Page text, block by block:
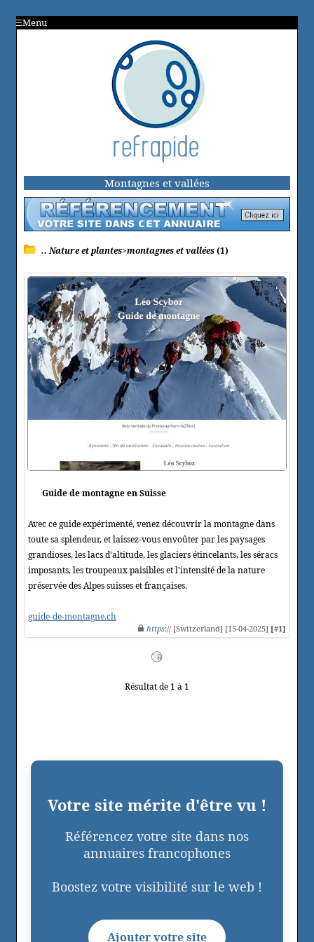
Menu
Montagnes et vallées
.. Nature et plantes>montagnes et vallées(1)
Guide de montagne en Suisse
Avec ce guide expérimenté, venez découvrir la montagne dans
toute sa splendeur, et laissez-vous envoûter par les paysages
grandioses, les lacs d'altitude, les glaciers étincelants, les séracs
imposants, les troupeaux paisibles et l'intensité de la nature
préservée des Alpes suisses et françaises.
guide-de-montagne.ch
https:// [Switzerland] [15-04-2025] [#1]
Résultat de 1 à 1
Votre site mérite d'être vu !
Référencez votre site dans nos
annuaires francophones
Boostez votre visibilité sur le web !
Ajouter votre site